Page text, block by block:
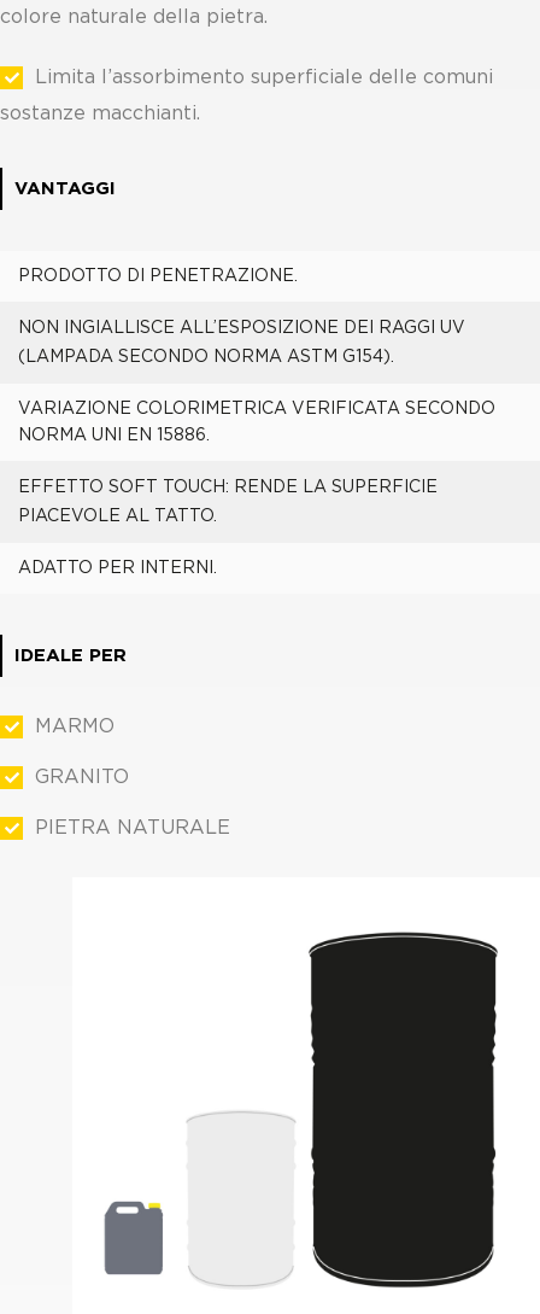
colore naturale della pietra.
Limita l’assorbimento superficiale delle comuni
sostanze macchianti.
VANTAGGI
PRODOTTO DI PENETRAZIONE.
NON INGIALLISCE ALL’ESPOSIZIONE DEI RAGGI UV
(LAMPADA SECONDO NORMA ASTM G154).
VARIAZIONE COLORIMETRICA VERIFICATA SECONDO
NORMA UNI EN 15886.
EFFETTO SOFT TOUCH: RENDE LA SUPERFICIE
PIACEVOLE AL TATTO.
ADATTO PER INTERNI.
IDEALE PER
MARMO
GRANITO
PIETRA NATURALE